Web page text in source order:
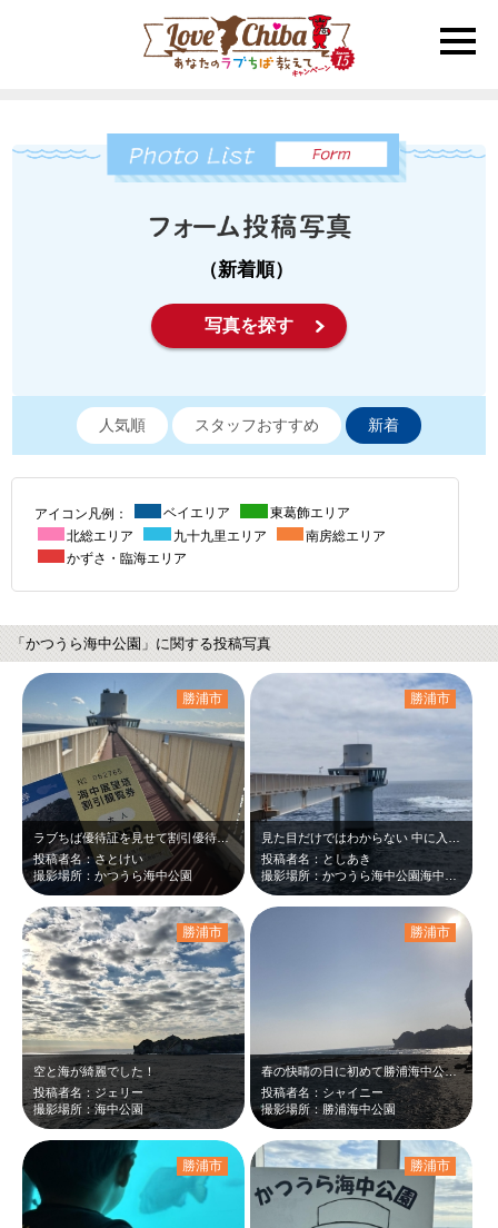
toggle
（新着順）
写真を探す
人気順 スタッフおすすめ 新着
アイコン凡例： ベイエリア
東葛飾エリア
北総エリア
九十九里エリア
南房総エリア
かずさ・臨海エリア
「かつうら海中公園」に関する投稿写真
ラブちば優待証を見せて割引優待を受けたので記念に撮影。
投稿者名：さとけい
撮影場所：かつうら海中公園
勝浦市
投稿者名：としあき
勝浦市
空と海が綺麗でした！
投稿者名：ジェリー
撮影場所：海中公園
勝浦市
春の快晴の日に初めて勝浦海中公園に行きました。結構…風の強い日だったので海も荒…
投稿者名：シャイニー
撮影場所：勝浦海中公園
勝浦市
勝浦市 勝浦市